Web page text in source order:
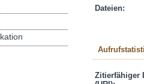
Dateien:
Zitierfähiger